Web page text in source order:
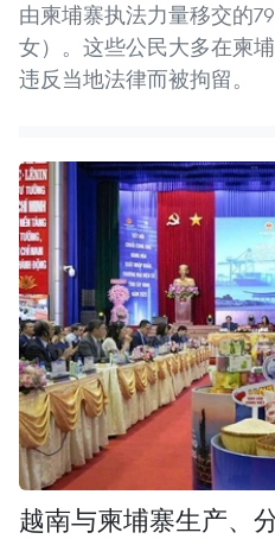
由柬埔寨执法力量移交的
女）。这些公民大多在柬
违反当地法律而被拘留。
越南与柬埔寨生产、